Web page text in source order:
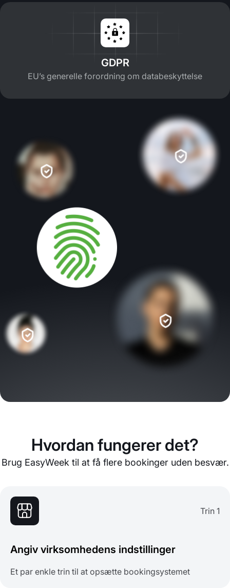
GDPR
EU’s generelle forordning om databeskyttelse
Hvordan fungerer det?
Brug EasyWeek til at få flere bookinger uden besvær.
Trin 1
Angiv virksomhedens indstillinger
Et par enkle trin til at opsætte bookingsystemet